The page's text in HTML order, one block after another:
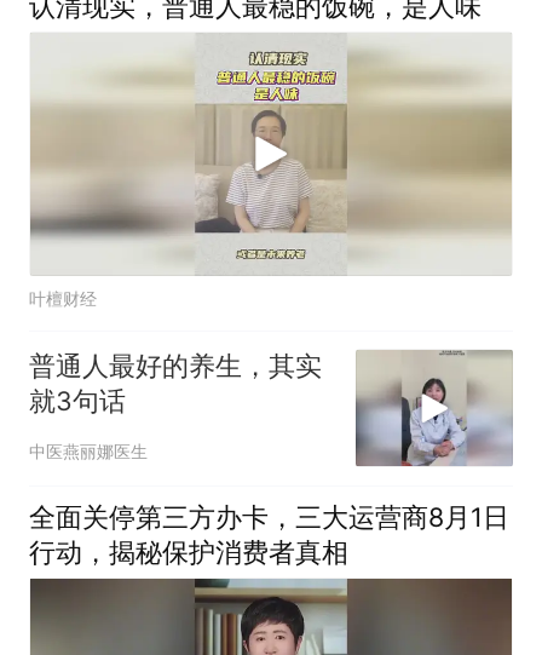
叶檀财经
普通人最好的养生，其实
就3句话
中医燕丽娜医生
全面关停第三方办卡，三大运营商8月1日
行动，揭秘保护消费者真相